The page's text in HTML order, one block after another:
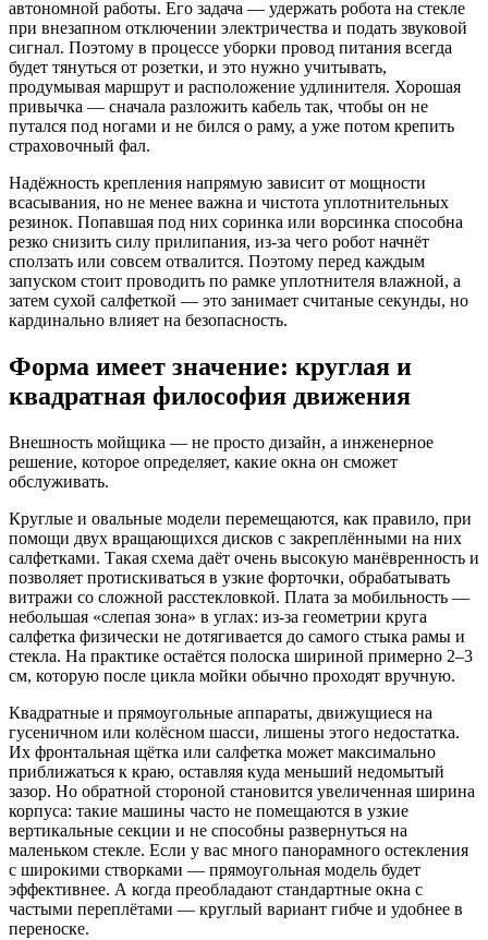
автономной работы. Его задача — удержать робота на стекле
при внезапном отключении электричества и подать звуковой
сигнал. Поэтому в процессе уборки провод питания всегда
будет тянуться от розетки, и это нужно учитывать,
продумывая маршрут и расположение удлинителя. Хорошая
привычка — сначала разложить кабель так, чтобы он не
путался под ногами и не бился о раму, а уже потом крепить
страховочный фал.
Надёжность крепления напрямую зависит от мощности
всасывания, но не менее важна и чистота уплотнительных
резинок. Попавшая под них соринка или ворсинка способна
резко снизить силу прилипания, из‑за чего робот начнёт
сползать или совсем отвалится. Поэтому перед каждым
запуском стоит проводить по рамке уплотнителя влажной, а
затем сухой салфеткой — это занимает считаные секунды, но
кардинально влияет на безопасность.
Форма имеет значение: круглая и
квадратная философия движения
Внешность мойщика — не просто дизайн, а инженерное
решение, которое определяет, какие окна он сможет
обслуживать.
Круглые и овальные модели перемещаются, как правило, при
помощи двух вращающихся дисков с закреплёнными на них
салфетками. Такая схема даёт очень высокую манёвренность и
позволяет протискиваться в узкие форточки, обрабатывать
витражи со сложной расстекловкой. Плата за мобильность —
небольшая «слепая зона» в углах: из‑за геометрии круга
салфетка физически не дотягивается до самого стыка рамы и
стекла. На практике остаётся полоска шириной примерно 2–3
см, которую после цикла мойки обычно проходят вручную.
Квадратные и прямоугольные аппараты, движущиеся на
гусеничном или колёсном шасси, лишены этого недостатка.
Их фронтальная щётка или салфетка может максимально
приближаться к краю, оставляя куда меньший недомытый
зазор. Но обратной стороной становится увеличенная ширина
корпуса: такие машины часто не помещаются в узкие
вертикальные секции и не способны развернуться на
маленьком стекле. Если у вас много панорамного остекления
с широкими створками — прямоугольная модель будет
эффективнее. А когда преобладают стандартные окна с
частыми переплётами — круглый вариант гибче и удобнее в
переноске.